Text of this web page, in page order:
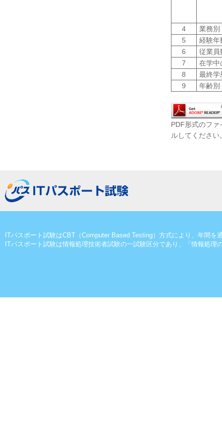
4
業務
5
経験
6
従業
7
在学
8
最終
9
年齢
PDF形式のフ
ルしてください
ITパスポート試験はCBT（Computer Based Testing）方式により、年間を
ITパスポート試験は情報処理技術者試験の一試験区分であり、「情報処